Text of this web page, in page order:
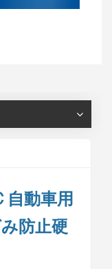
自動車用
防止硬